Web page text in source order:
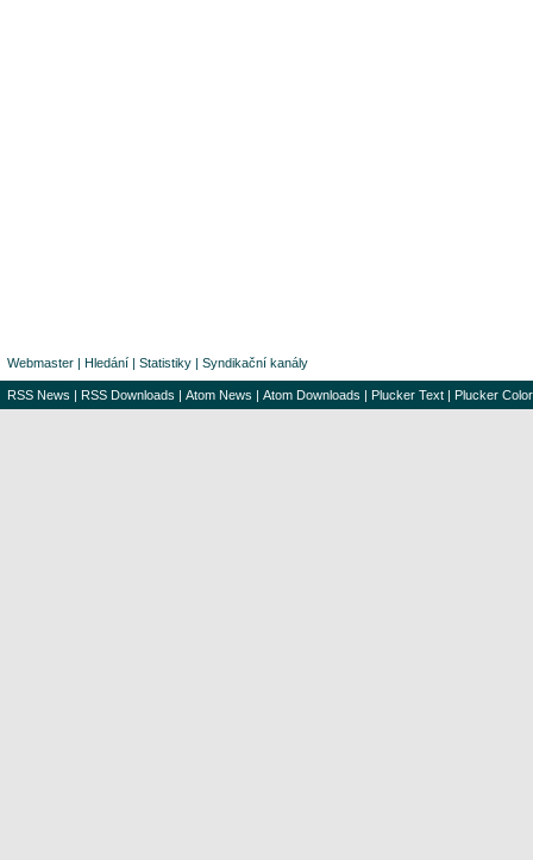
Webmaster | Hledání | Statistiky | Syndikační kanály
RSS News | RSS Downloads | Atom News | Atom Downloads | Plucker Text | Plucker Color